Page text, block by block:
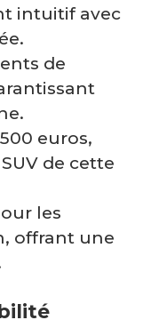
intuitif avec
de
euros,
de cette
les
offrant une